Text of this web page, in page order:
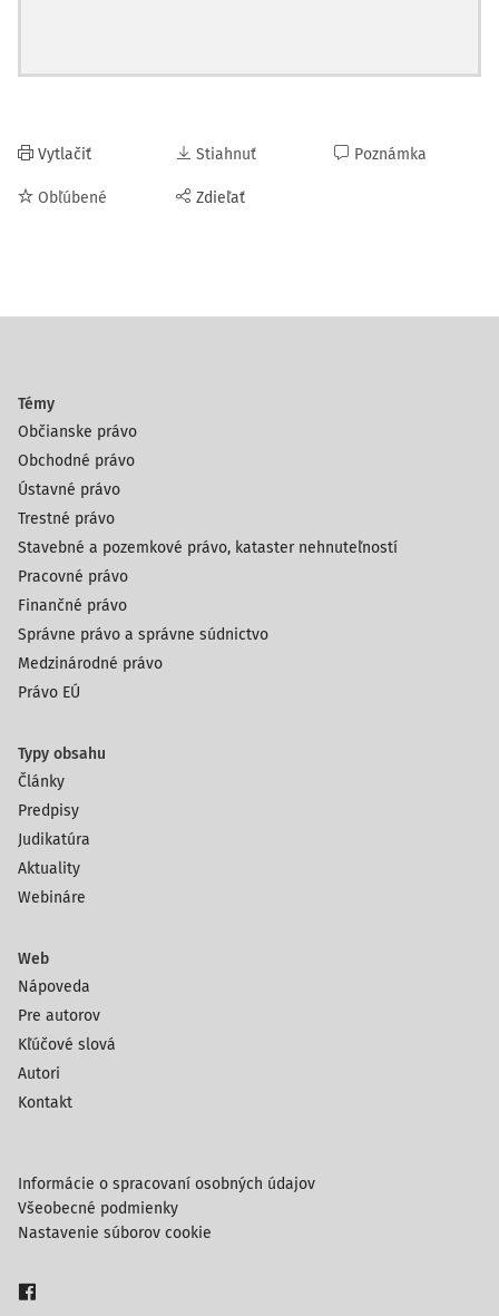
Vytlačiť
Obľúbené
Stiahnuť
Zdieľať
Poznámka
Témy
Občianske právo
Obchodné právo
Ústavné právo
Trestné právo
Stavebné a pozemkové právo, kataster nehnuteľností
Pracovné právo
Finančné právo
Správne právo a správne súdnictvo
Medzinárodné právo
Právo EÚ
Typy obsahu
Články
Predpisy
Judikatúra
Aktuality
Webináre
Web
Nápoveda
Pre autorov
Kľúčové slová
Autori
Kontakt
Informácie o spracovaní osobných údajov
Všeobecné podmienky
Nastavenie súborov cookie